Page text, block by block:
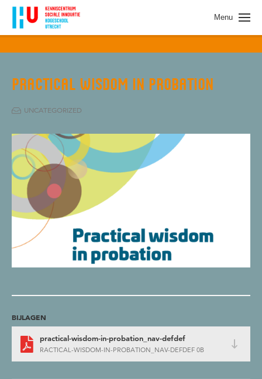
Spring naar pagina inhoud
Menu
PRACTICAL WISDOM IN PROBATION
UNCATEGORIZED
BIJLAGEN
practical-wisdom-in-probation_nav-defdef
RACTICAL-WISDOM-IN-PROBATION_NAV-DEFDEF 0B